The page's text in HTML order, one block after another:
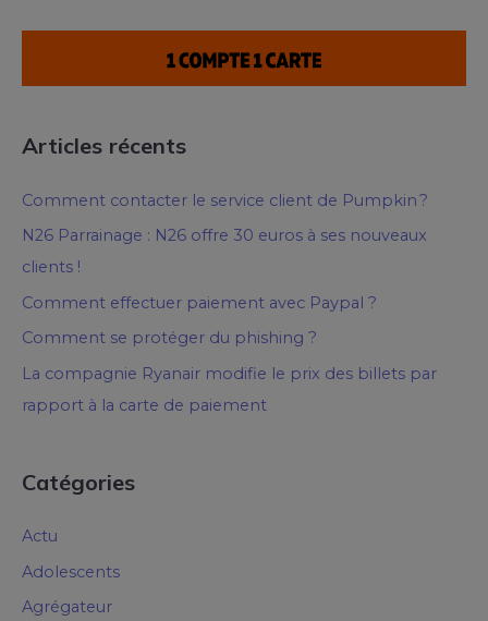
Articles récents
Comment contacter le service client de Pumpkin ?
N26 Parrainage : N26 offre 30 euros à ses nouveaux
clients !
Comment effectuer paiement avec Paypal ?
Comment se protéger du phishing ?
La compagnie Ryanair modifie le prix des billets par
rapport à la carte de paiement
Catégories
Actu
Adolescents
Agrégateur